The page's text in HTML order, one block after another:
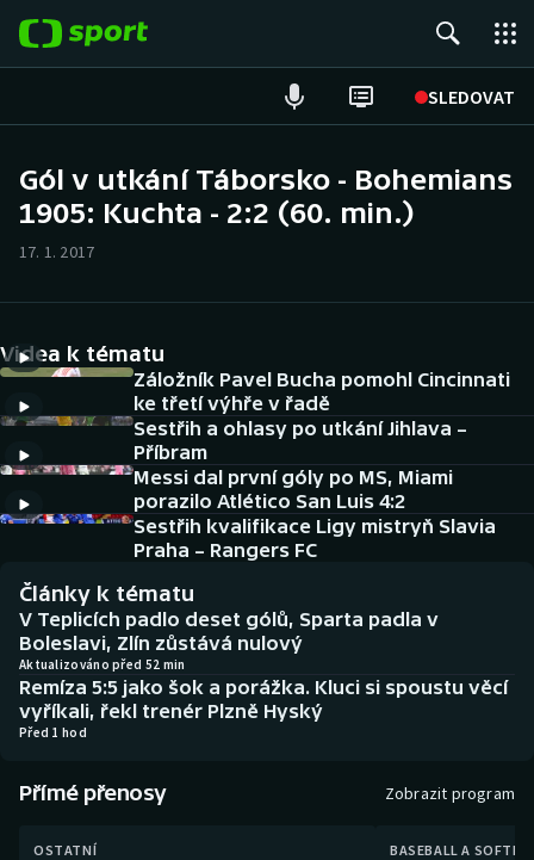
SLEDOVAT
Hokej
Cyklistika
DALŠÍ SPORTY
Americký fotbal
Baseball a softbal
Basketbal
Biatlon
Boby a skeleton
Box
Curling
NEPŘEHLÉDNĚTE
Historické návraty
Aplikace ČT sport
AZ kvíz
Gól v utkání Táborsko - Bohemians
1905: Kuchta - 2:2 (60. min.)
17. 1. 2017
Videa k tématu
Záložník Pavel Bucha pomohl Cincinnati
ke třetí výhře v řadě
Sestřih a ohlasy po utkání Jihlava –
Příbram
Messi dal první góly po MS, Miami
porazilo Atlético San Luis 4:2
Sestřih kvalifikace Ligy mistryň Slavia
Praha – Rangers FC
Články k tématu
V Teplicích padlo deset gólů, Sparta padla v
Boleslavi, Zlín zůstává nulový
Aktualizováno před 52 min
Remíza 5:5 jako šok a porážka. Kluci si spoustu věcí
vyříkali, řekl trenér Plzně Hyský
Před 1 hod
Přímé přenosy Zobrazit program
OSTATNÍ BASEBALL A